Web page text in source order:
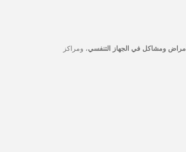
أمراض ومشاكل في الجهاز التنفسي، ومراكز